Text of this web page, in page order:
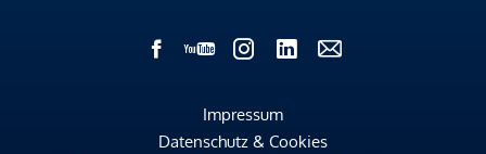
Impressum
Datenschutz & Cookies